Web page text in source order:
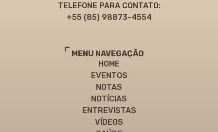
TELEFONE PARA CONTATO:
+55 (85) 98873-4554
MENU NAVEGAÇÃO
HOME
EVENTOS
NOTAS
NOTÍCIAS
ENTREVISTAS
VÍDEOS